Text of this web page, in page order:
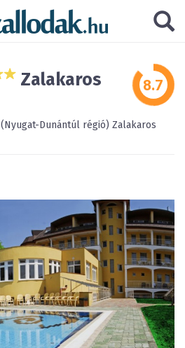
Zalakaros
(Nyugat-Dunántúl régió) Zalakaros